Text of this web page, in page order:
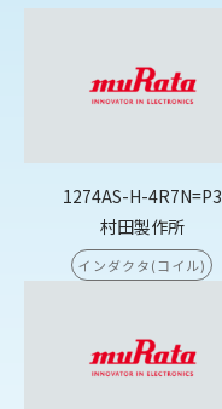
1274AS-H-4R7N=P3
村田製作所
インダクタ(コイル)